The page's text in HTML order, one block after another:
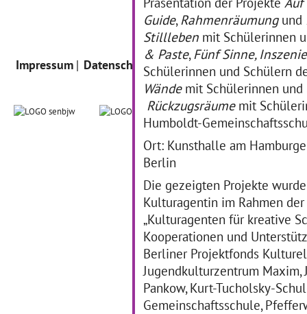
Guide,Rahmenräumungund
Stillleben mit Schülerinnen
& Paste,Fünf Sinne,
Schülerinnen und Schülern
Wände mit Schülerinnen
Rückzugsräumemit
Humboldt-
Ort: Kunsthalle am
Berlin
Die gezeigten Projekte
Kulturagentin im Rahmen
„Kulturagenten für kreative
Kooperationen und
Berliner Projektfonds
Jugendkulturzentrum Maxim,
Pankow, Kurt-Tucholsky-
Gemeinschaftsschule,
Impressum Datenschutz Intern